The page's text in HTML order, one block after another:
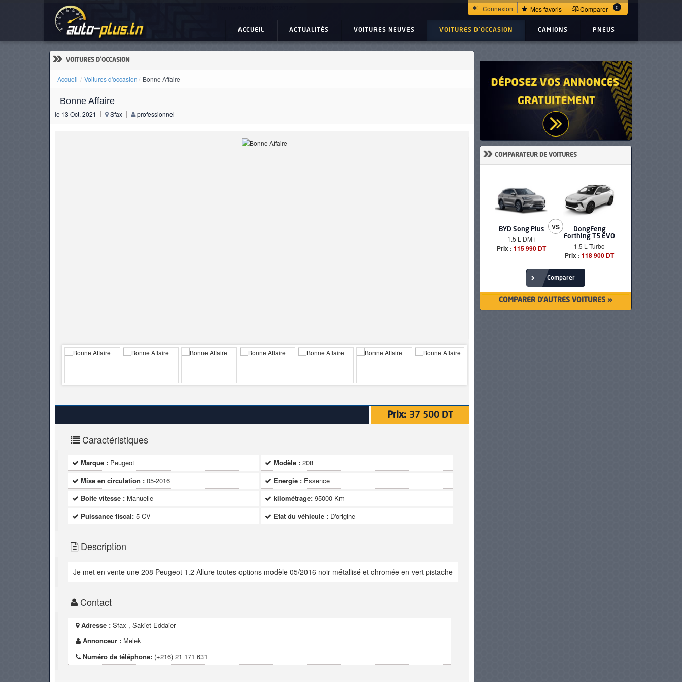
Connexion Mes favoris Comparer 0
ACCUEIL ACTUALITÉS VOITURES NEUVES VOITURES D'OCCASION CAMIONS PNEUS
» VOITURES D'OCCASION
Accueil Voitures d'occasion Bonne Affaire
Bonne Affaire
le 13 Oct. 2021 Sfax professionnel
Prix: 37 500 DT
Caractéristiques
Marque : Peugeot Modèle : 208
Mise en circulation : 05-2016 Energie : Essence
Boite vitesse : Manuelle kilométrage: 95000 Km
Puissance fiscal: 5 CV Etat du véhicule : D'origine
Description
Je met en vente une 208 Peugeot 1.2 Allure toutes options modèle 05/2016 noir métallisé et chromée en vert pistache
Contact
Adresse : Sfax , Sakiet Eddaier
Annonceur : Melek
Numéro de téléphone: (+216) 21 171 631
» COMPARATEUR DE VOITURES
BYD Song Plus
1.5 L DM-i
Prix : 115 990 DT
VS
DongFeng
Forthing T5 EVO
1.5 L Turbo
Prix : 118 900 DT
Comparer
COMPARER D'AUTRES VOITURES »
ACTUALITÉS